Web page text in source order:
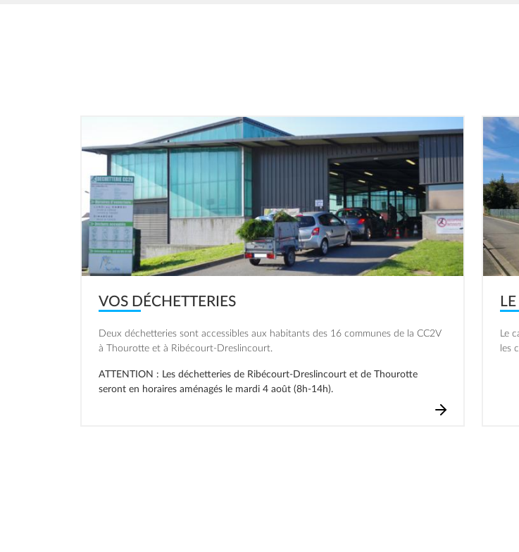
VOS DÉCHETTERIES
Deux déchetteries sont accessibles aux habitants des 16 communes de la CC2V
à Thourotte et à Ribécourt-Dreslincourt.
ATTENTION : Les déchetteries de Ribécourt-Dreslincourt et de Thourotte
seront en horaires aménagés le mardi 4 août (8h-14h).
Image
Le
les